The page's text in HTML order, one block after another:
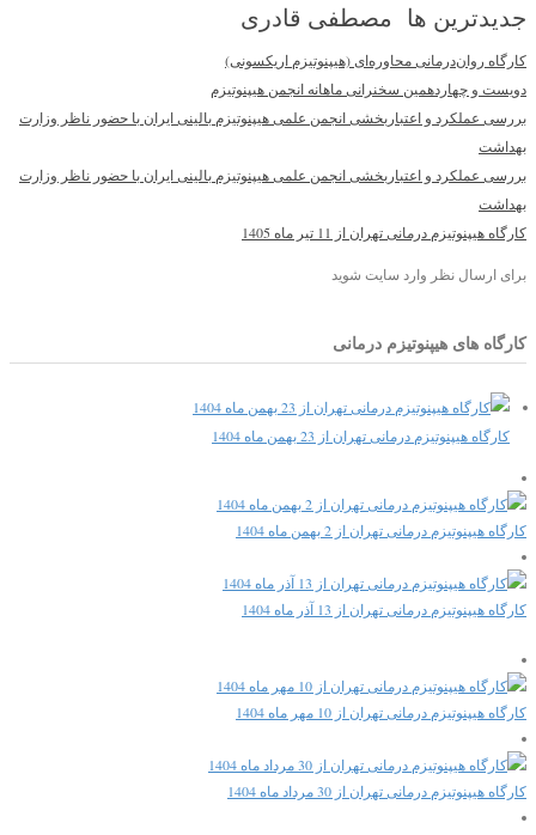
جدیدترین ها مصطفی قادری
کارگاه روان‌درمانی محاوره‌ای (هیپنوتیزم اریکسونی)
دویست و چهاردهمین سخنرانی ماهانه انجمن هیپنوتیزم
بررسی عملکرد و اعتباربخشی انجمن علمی هیپنوتیزم بالینی ایران با حضور ناظر وزارت
بهداشت
بررسی عملکرد و اعتباربخشی انجمن علمی هیپنوتیزم بالینی ایران با حضور ناظر وزارت
بهداشت
کارگاه هیپنوتیزم درمانی تهران از 11 تیر ماه 1405
برای ارسال نظر وارد سایت شوید
کارگاه های هیپنوتیزم درمانی
کارگاه هیپنوتیزم درمانی تهران از 23 بهمن ماه 1404
کارگاه هیپنوتیزم درمانی تهران از 2 بهمن ماه 1404
کارگاه هیپنوتیزم درمانی تهران از 13 آذر ماه 1404
کارگاه هیپنوتیزم درمانی تهران از 10 مهر ماه 1404
کارگاه هیپنوتیزم درمانی تهران از 30 مرداد ماه 1404